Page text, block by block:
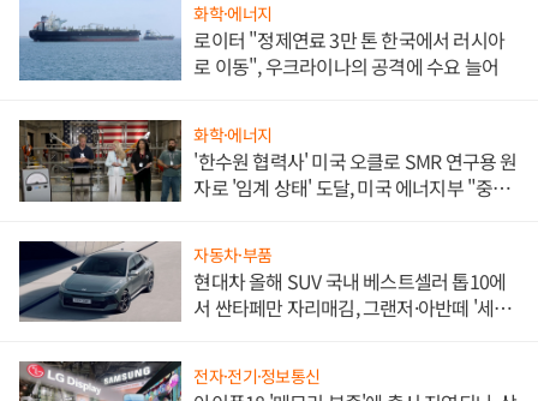
화학·에너지
로이터 "정제연료 3만 톤 한국에서 러시아
로 이동", 우크라이나의 공격에 수요 늘어
화학·에너지
'한수원 협력사' 미국 오클로 SMR 연구용 원
자로 '임계 상태' 도달, 미국 에너지부 "중요
자동차·부품
현대차 올해 SUV 국내 베스트셀러 톱10에
서 싼타페만 자리매김, 그랜저·아반떼 '세단
전자·전기·정보통신